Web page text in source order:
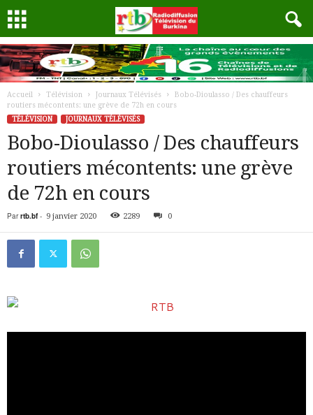
Accueil Télévision Journaux Télévisés
Bobo-Dioulasso / Des chauffeurs
routiers mécontents: une grève de 72h en cours
TÉLÉVISION
JOURNAUX TÉLÉVISÉS
Bobo-Dioulasso / Des chauffeurs
routiers mécontents: une grève
de 72h en cours
Par rtb.bf- 9 janvier 2020 2289 0